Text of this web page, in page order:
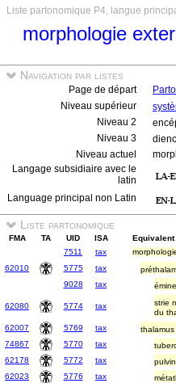
Liste partonomique P4, langue
morphologie
Navigation par listes
Page de départ
Niveau supérieur
Niveau 2
Niveau 3
Niveau actuel
Langage subsidiaire avec le
latin
Language principal non Latin
Liste partonomique
FMA TA UID ISA
7511
tax
62010
5775 tax
9028
tax
62080 5774 tax strie
du
62007
5769 tax thalamus
74867
5770 tax
62178
5772 tax
62023
5776 tax